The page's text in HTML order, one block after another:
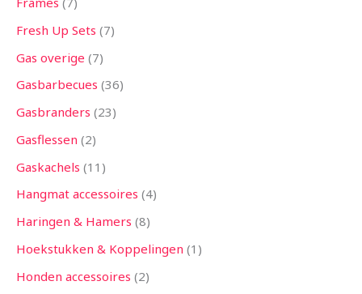
Fresh Up Sets 7
Gas overige 7
Gasbarbecues 36
Gasbranders 23
Gasflessen 2
Gaskachels 11
Hangmat accessoires 4
Haringen & Hamers 8
Hoekstukken & Koppelingen 1
Honden accessoires 2